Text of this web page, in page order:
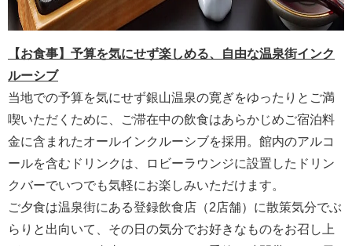
【お食事】予算を気にせず楽しめる、自由な温泉街インク
ルーシブ
当地での予算を気にせず銀山温泉の寛ぎをゆったりとご満
喫いただくために、ご滞在中の飲食はあらかじめご宿泊料
金に含まれたオールインクルーシブを採用。館内のアルコ
ールを含むドリンクは、ロビーラウンジに設置したドリン
クバーでいつでも気軽にお楽しみいただけます。
ご夕食は温泉街にある登録飲食店（2店舗）に散策気分でぶ
らりと出向いて、その日の気分でお好きなものをお召し上